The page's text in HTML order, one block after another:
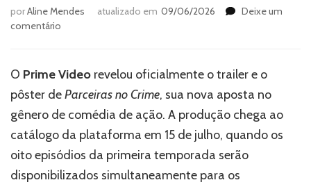
porAline Mendes atualizado em 09/06/2026
Deixe um
comentário
divulga
de
Parceiras
no
Crime,
nova
comédia
O Prime Video revelou oficialmente o trailer e o
pôster deParceiras no Crime, sua nova aposta no
gênero de comédia de ação. A produção chega ao
catálogo da plataforma em 15 de julho, quando os
oito episódios da primeira temporada serão
disponibilizados simultaneamente para os